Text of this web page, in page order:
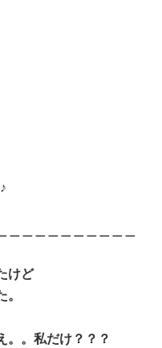
＿＿＿＿＿＿＿＿＿
けど
。私だけ？？？